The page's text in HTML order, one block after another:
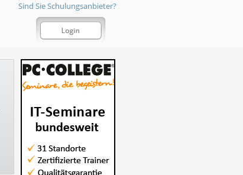
Sind Sie Schulungsanbieter?